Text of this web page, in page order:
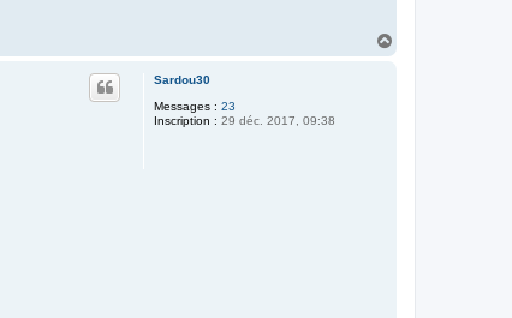
Sardou30
Messages : 23
Inscription : 29 déc. 2017, 09:38